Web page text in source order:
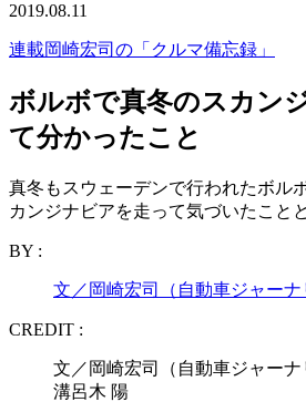
2019.08.11
連載岡崎宏司の「クルマ備忘録」
ボルボで真冬のスカン
て分かったこと
真冬もスウェーデンで行われたボル
カンジナビアを走って気づいたこと
BY :
文／岡崎宏司（自動車ジャーナ
CREDIT :
文／岡崎宏司（自動車ジャー
溝呂木 陽